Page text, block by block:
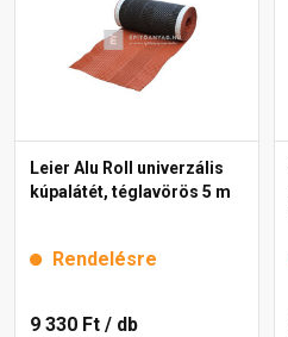
Leier Alu Roll univerzális
kúpalátét, téglavörös 5 m
Rendelésre
9 330 Ft / db